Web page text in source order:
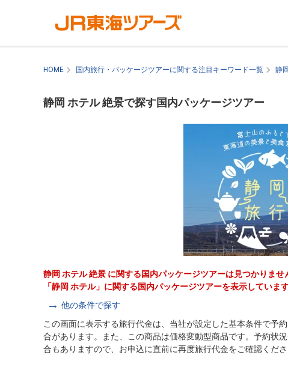
HOME 国内旅行・パッケージツアーに関する注目キーワード一覧 静
静岡 ホテル 絶景で探す国内パッケージツアー
静岡 ホテル 絶景 に関する国内パッケージツアーは見つかりませ
「静岡 ホテル」に関する国内パッケージツアーを表示しています
他の条件で探す
この画面に表示する旅行代金は、当社が設定した基本条件で予
合があります。また、この商品は価格変動型商品です。予約状
合もありますので、お申込に直前に再度旅行代金をご確認くださ